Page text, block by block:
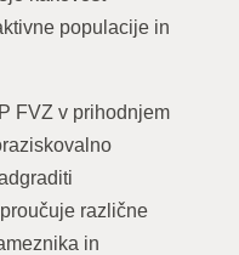
populacije in
FVZ v prihodnjem
različne
in